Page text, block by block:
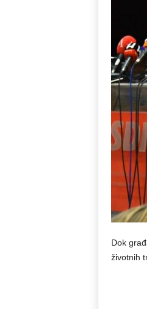
Dok
životnih